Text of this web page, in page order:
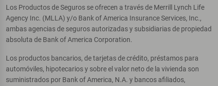
Los Productos de Seguros se ofrecen a través de Merrill Lynch Life
Agency Inc. (MLLA) y/o Bank of America Insurance Services, Inc.,
ambas agencias de seguros autorizadas y subsidiarias de propiedad
absoluta de Bank of America Corporation.
Los productos bancarios, de tarjetas de crédito, préstamos para
automóviles, hipotecarios y sobre el valor neto de la vivienda son
suministrados por Bank of America, N.A. y bancos afiliados,